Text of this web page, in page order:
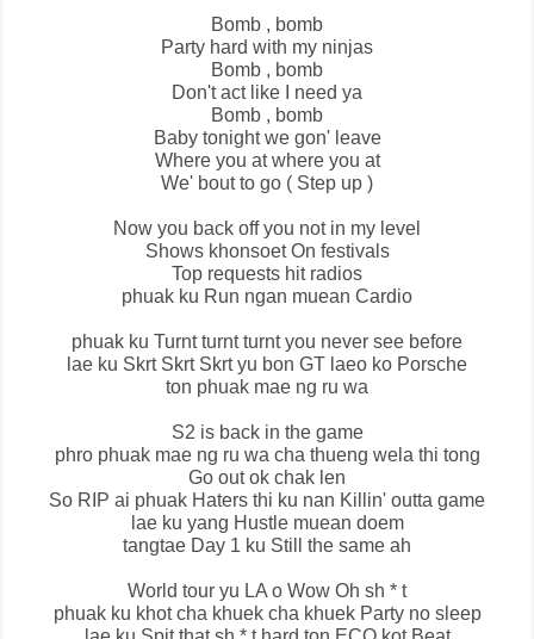
Bomb , bomb
Party hard with my ninjas
Bomb , bomb
Don't act like I need ya
Bomb , bomb
Baby tonight we gon' leave
Where you at where you at
We' bout to go ( Step up )
Now you back off you not in my level
Shows khonsoet On festivals
Top requests hit radios
phuak ku Run ngan muean Cardio
phuak ku Turnt turnt turnt you never see before
lae ku Skrt Skrt Skrt yu bon GT laeo ko Porsche
ton phuak mae ng ru wa
S2 is back in the game
phro phuak mae ng ru wa cha thueng wela thi tong
Go out ok chak len
So RIP ai phuak Haters thi ku nan Killin' outta game
lae ku yang Hustle muean doem
tangtae Day 1 ku Still the same ah
World tour yu LA o Wow Oh sh * t
phuak ku khot cha khuek cha khuek Party no sleep